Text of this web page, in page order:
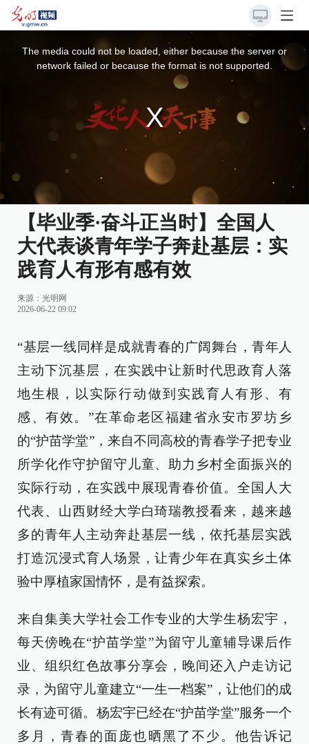
The media could not be loaded, either because the server or
network failed or because the format is not supported.
【毕业季·奋斗正当时】全国人
大代表谈青年学子奔赴基层：实
践育人有形有感有效
来源： 光明网
2026-06-22 09:02
“基层一线同样是成就青春的广阔舞台，青年人
主动下沉基层，在实践中让新时代思政育人落
地生根，以实际行动做到实践育人有形、有
感、有效。”在革命老区福建省永安市罗坊乡
的“护苗学堂”，来自不同高校的青春学子把专业
所学化作守护留守儿童、助力乡村全面振兴的
实际行动，在实践中展现青春价值。全国人大
代表、山西财经大学白琦瑞教授看来，越来越
多的青年人主动奔赴基层一线，依托基层实践
打造沉浸式育人场景，让青少年在真实乡土体
验中厚植家国情怀，是有益探索。
来自集美大学社会工作专业的大学生杨宏宇，
每天傍晚在“护苗学堂”为留守儿童辅导课后作
业、组织红色故事分享会，晚间还入户走访记
录，为留守儿童建立“一生一档案”，让他们的成
长有迹可循。杨宏宇已经在“护苗学堂”服务一个
多月，青春的面庞也晒黑了不少。他告诉记